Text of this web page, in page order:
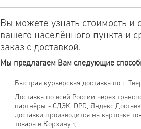
Вы можете узнать стоимость и
вашего населённого пункта и
заказ с доставкой.
Мы предлагаем Вам следующие
Быстрая курьерская доставка по г.
Доставка по всей России через
партнёры - СДЭК, DPD,
доставки производится на карточке
товара в Корзину 1)